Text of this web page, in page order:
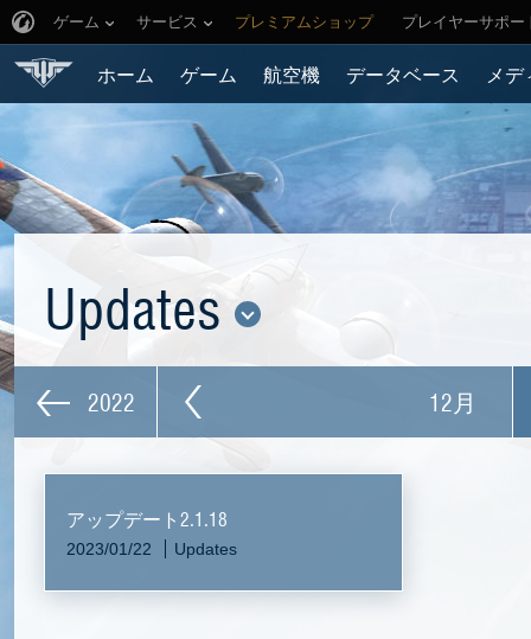
ゲーム サービス プレミアムショップ プレイヤーサポー
ホーム ゲーム 航空機 データベース メ
Updates
2022 12月
アップデート2.1.18
2023/01/22 Updates